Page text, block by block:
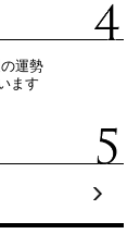
運勢
ます